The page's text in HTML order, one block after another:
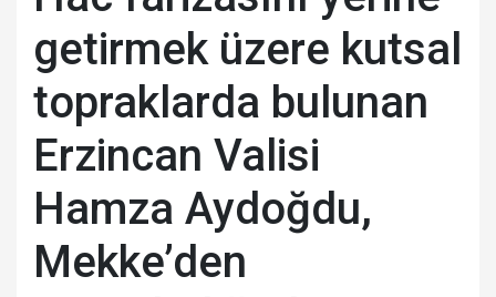
getirmek üzere kutsal
topraklarda bulunan
Erzincan Valisi
Hamza Aydoğdu,
Mekke’den